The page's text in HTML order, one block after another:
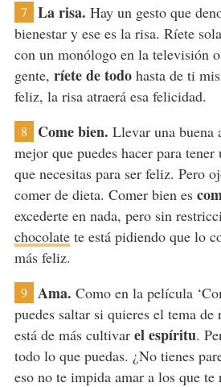
7 La risa. Hay un gesto que
bienestar y ese es la risa. Ríete
con un monólogo en la televisión
gente, ríete de todohasta de ti
feliz, la risa atraerá esa felicidad.
8 Come bien. Llevar una buena
mejor que puedes hacer para
que necesitas para ser feliz. Pero
comer de dieta. Comer bien es
excederte en nada, pero sin
chocolatete está pidiendo que lo
más feliz.
9 Ama. Como en la película
puedes saltar si quieres el tema de
está de más cultivar el espíritu.
todo lo que puedas. ¿No tienes
eso no te impida amar a los que te